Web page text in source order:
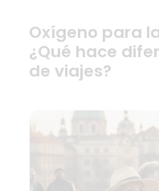
Oxígeno para
¿Qué hace
de viajes?